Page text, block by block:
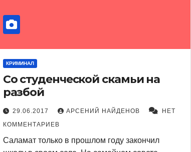
КРИМИНАЛ
Со студенческой скамьи на
разбой
29.06.2017 АРСЕНИЙ НАЙДЕНОВ
НЕТ
КОММЕНТАРИЕВ
Саламат только в прошлом году закончил